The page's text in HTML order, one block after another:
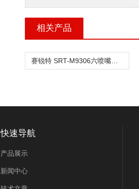
相关产品
快速导航
产品展示
新闻中心